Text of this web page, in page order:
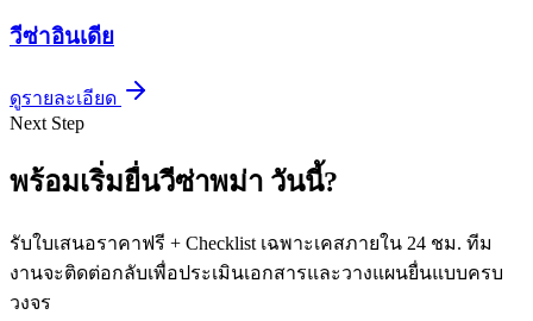
วีซ่าอินเดีย
ดูรายละเอียด
Next Step
พร้อมเริ่มยื่นวีซ่าพม่า วันนี้?
รับใบเสนอราคาฟรี + Checklist เฉพาะเคสภายใน 24 ชม. ทีม
งานจะติดต่อกลับเพื่อประเมินเอกสารและวางแผนยื่นแบบครบ
วงจร